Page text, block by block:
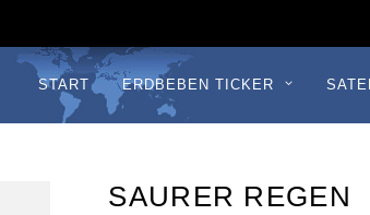
START ERDBEBEN TICKER
SAURER REGEN